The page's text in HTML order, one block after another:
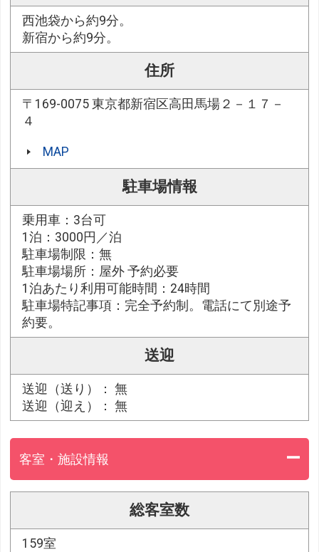
西池袋から約9分。
新宿から約9分。
住所
〒169-0075 東京都新宿区高田馬場２－１７－
４
MAP
駐車場情報
乗用車：3台可
1泊：3000円／泊
駐車場制限：無
駐車場場所：屋外 予約必要
1泊あたり利用可能時間：24時間
駐車場特記事項：完全予約制。電話にて別途予
約要。
送迎
送迎（送り）： 無
送迎（迎え）： 無
客室・施設情報
総客室数
159室